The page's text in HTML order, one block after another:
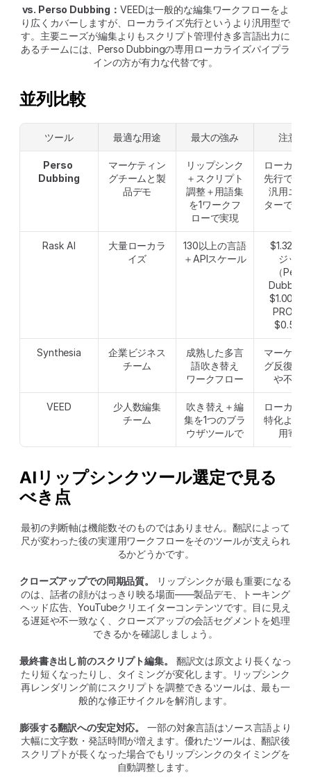
vs. Perso Dubbing：VEEDは一般的な編集ワークフローをよ
り広くカバーしますが、ローカライズ先行というより汎用型で
す。主要ニーズが編集よりもスクリプト管理付き多言語出力に
あるチームには、Perso Dubbingの専用ローカライズパイプラ
インの方が有力な代替です。
並列比較
ツール 最適な用途 最大の強み 注意点
Perso
Dubbing
マーケティン
グチームと製
品デモ
リップシンク
＋スクリプト
調整＋用語集
を1ワークフ
ローで実現
ローカラ
先行であ
汎用エデ
ターでは
Rask AI
大量ローカラ
イズ
130以上の言語
＋APIスケール
$1.32/ク
ジット
（Perso
Dubbing
$1.00/分
PROな
$0.55）
Synthesia
企業ビジネス
チーム
成熟した多言
語吹き替え
ワークフロー
マーケテ
グ反復に
や不向
VEED
少人数編集
チーム
吹き替え＋編
集を1つのブラ
ウザツールで
ローカラ
特化より
用寄り
AIリップシンクツール選定で見る
べき点
最初の判断軸は機能数そのものではありません。翻訳によって
尺が変わった後の実運用ワークフローをそのツールが支えられ
るかどうかです。
クローズアップでの同期品質。
リップシンクが最も重要になる
のは、話者の顔がはっきり映る場面――製品デモ、トーキング
ヘッド広告、YouTubeクリエイターコンテンツです。目に見え
る遅延や不一致なく、クローズアップの会話セグメントを処理
できるかを確認しましょう。
最終書き出し前のスクリプト編集。
翻訳文は原文より長くなっ
たり短くなったりし、タイミングが変化します。リップシンク
再レンダリング前にスクリプトを調整できるツールは、最も一
般的な修正サイクルを解消します。
膨張する翻訳への安定対応。
一部の対象言語はソース言語より
大幅に文字数・発話時間が増えます。優れたツールは、翻訳後
スクリプトが長くなった場合でもリップシンクのタイミングを
自動調整します。